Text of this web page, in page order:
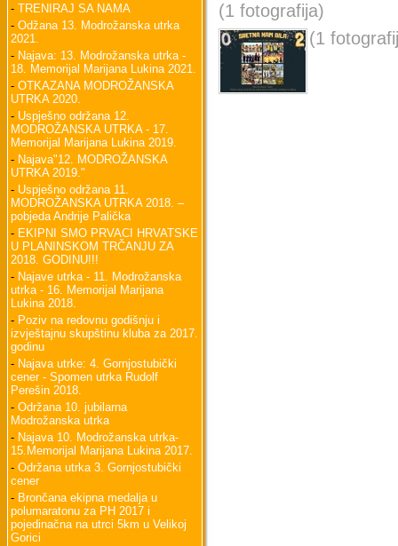
- TRENIRAJ SA NAMA
- Odžana 13. Modrožanska utrka
2021.
- Najava: 13. Modrožanska utrka -
18. Memorijal Marijana Lukina 2021.
- OTKAZANA MODROŽANSKA
UTRKA 2020.
- Uspješno održana 12.
MODROŽANSKA UTRKA - 17.
Memorijal Marijana Lukina 2019.
- Najava"12. MODROŽANSKA
UTRKA 2019."
- Uspješno održana 11.
MODROŽANSKA UTRKA 2018. –
pobjeda Andrije Palička
- EKIPNI SMO PRVACI HRVATSKE
U PLANINSKOM TRČANJU ZA
2018. GODINU!!!
- Najave utrka - 11. Modrožanska
utrka - 16. Memorijal Marijana
Lukina 2018.
- Poziv na redovnu godišnju i
izvještajnu skupštinu kluba za 2017.
godinu
- Najava utrke: 4. Gornjostubički
cener - Spomen utrka Rudolf
Perešin 2018.
- Održana 10. jubilarna
Modrožanska utrka
- Najava 10. Modrožanska utrka-
15.Memorijal Marijana Lukina 2017.
- Održana utrka 3. Gornjostubički
cener
- Brončana ekipna medalja u
polumaratonu za PH 2017 i
pojedinačna na utrci 5km u Velikoj
Gorici
(1 fotografija)
(1